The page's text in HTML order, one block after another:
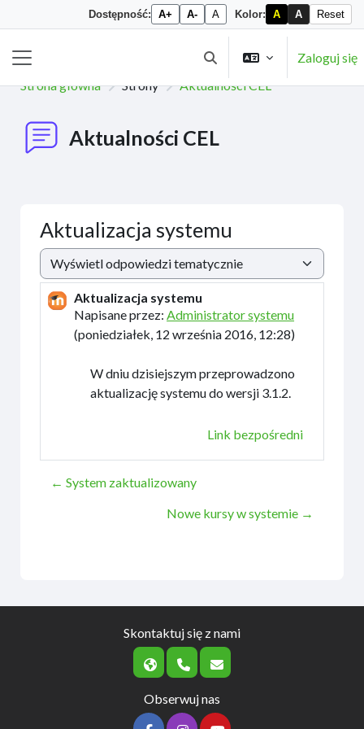
Dostępność: A+ A- A Kolor: A A Reset
Przełącznik wyszukiwarki
Zaloguj się
Strona główna
Strony Aktualności CEL
Aktualności CEL
Aktualizacja systemu
Sposób wyświetlania
Aktualizacja systemu
Napisane przez: Administrator systemu
(poniedziałek, 12 września 2016, 12:28)
Liczba odpowiedzi: 0
W dniu dzisiejszym przeprowadzono
aktualizację systemu do wersji 3.1.2.
Link bezpośredni
← System zaktualizowany
Nowe kursy w systemie →
Skontaktuj się z nami
Obserwuj nas